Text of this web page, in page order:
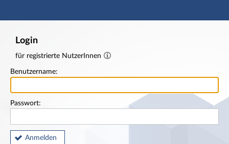
Hauptnavigation
Login
für registrierte NutzerInnen
Benutzername:
Passwort:
Anmelden